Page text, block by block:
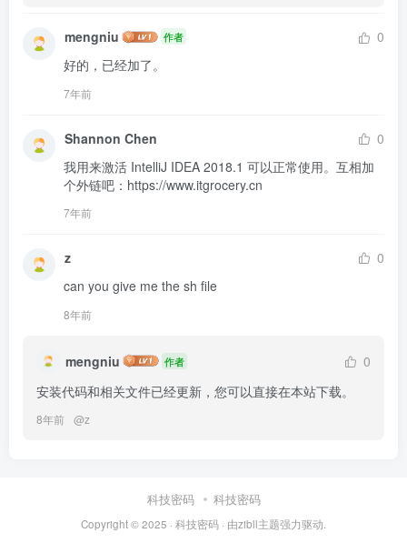
mengniu 作者
0
好的，已经加了。
7年前
Shannon Chen
0
我用来激活 IntelliJ IDEA 2018.1 可以正常使用。互相加
个外链吧：https://www.itgrocery.cn
7年前
z
0
can you give me the sh file
8年前
mengniu 作者
0
安装代码和相关文件已经更新，您可以直接在本站下载。
8年前 @z
科技密码 科技密码
Copyright © 2025 · 科技密码 · 由zibll主题强力驱动.